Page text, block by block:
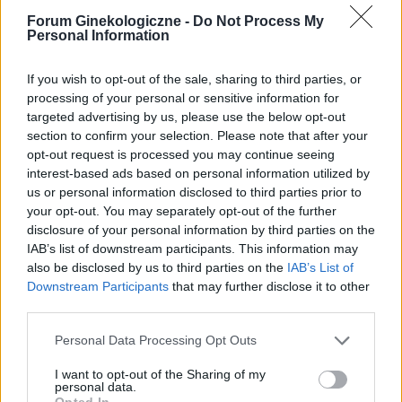
Forum Ginekologiczne - Do Not Process My
Personal Information
If you wish to opt-out of the sale, sharing to third parties, or
processing of your personal or sensitive information for
targeted advertising by us, please use the below opt-out
section to confirm your selection. Please note that after your
opt-out request is processed you may continue seeing
interest-based ads based on personal information utilized by
us or personal information disclosed to third parties prior to
your opt-out. You may separately opt-out of the further
disclosure of your personal information by third parties on the
IAB’s list of downstream participants. This information may
also be disclosed by us to third parties on the IAB’s List of
Downstream Participants that may further disclose it to other
Personal Data Processing Opt Outs
I want to opt-out of the Sharing of my
personal data.
Macica
Witam od miesiąca wystaje mi coś z pochwy
czy będzie konieczny zabieg
Forum:Ginekologia - forum dla rodziny i
pacjentki
gość
Qlaira
Co robić ? Zapomniałam tabletki qlaira w 6 dniu.
mogłam zajść w ciążę???
Forum:Ginekologia - specjalista radzi, dla